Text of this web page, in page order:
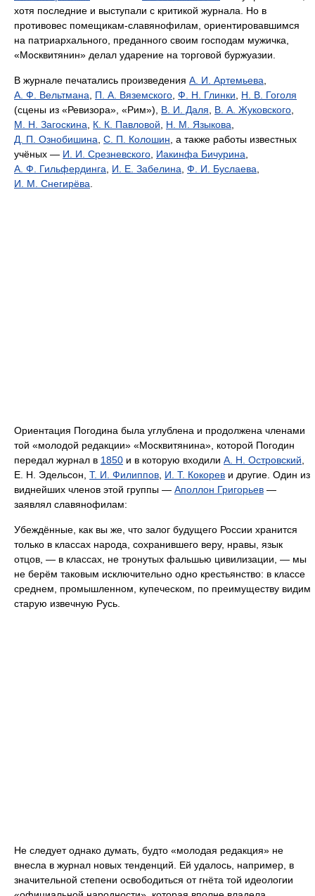
хотя последние и выступали с критикой журнала. Но в
противовес помещикам-славянофилам, ориентировавшимся
на патриархального, преданного своим господам мужичка,
«Москвитянин» делал ударение на торговой буржуазии.
В журнале печатались произведения А. И. Артемьева
А. Ф. Вельтмана
П. А. Вяземского Ф. Н. Глинки
Н. В. Гоголя
(сцены из «Ревизора», «Рим»), В. И. Даля В. А. Жуковского
М. Н. Загоскина
К. К. Павловой Н. М. Языкова
Д. П. Ознобишина С. П. Колошин , а также работы известных
учёных — И. И. Срезневского Иакинфа Бичурина
А. Ф. Гильфердинга
И. Е. Забелина Ф. И. Буслаева
И. М. Снегирёва
Ориентация Погодина была углублена и продолжена членами
той «молодой редакции» «Москвитянина», которой Погодин
передал журнал в 1850 и в которую входили А. Н. Островский
Е. Н. Эдельсон, Т. И. Филиппов И. Т. Кокорев и другие. Один из
виднейших членов этой группы — Аполлон Григорьев —
заявлял славянофилам:
Убеждённые, как вы же, что залог будущего России хранится
только в классах народа, сохранившего веру, нравы, язык
отцов, — в классах, не тронутых фальшью цивилизации, — мы
не берём таковым исключительно одно крестьянство: в классе
среднем, промышленном, купеческом, по преимуществу видим
старую извечную Русь.
Не следует однако думать, будто «молодая редакция» не
внесла в журнал новых тенденций. Ей удалось, например, в
значительной степени освободиться от гнёта той идеологии